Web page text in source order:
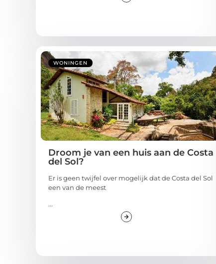
WONINGEN
Droom je van een huis aan de Costa
del Sol?
Er is geen twijfel over mogelijk dat de Costa del Sol
een van de meest
...